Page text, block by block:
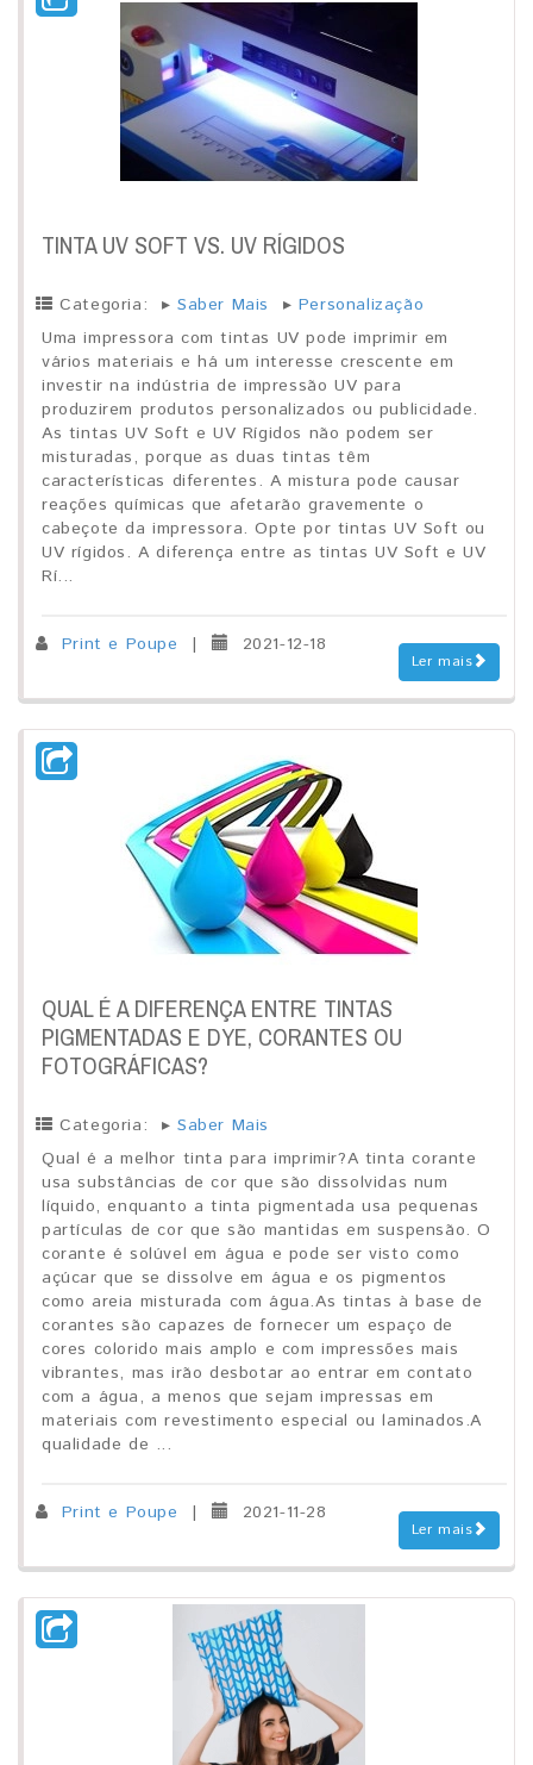
TINTA UV SOFT VS. UV RÍGIDOS
Categoria: ▸Saber Mais ▸ Personalização
Uma impressora com tintas UV pode imprimir em
vários materiais e há um interesse crescente em
investir na indústria de impressão UV para
produzirem produtos personalizados ou publicidade.
As tintas UV Soft e UV Rígidos não podem ser
misturadas, porque as duas tintas têm
características diferentes. A mistura pode causar
reações químicas que afetarão gravemente o
cabeçote da impressora. Opte por tintas UV Soft ou
UV rígidos. A diferença entre as tintas UV Soft e UV
Rí...
Print e Poupe | 2021-12-18
Ler mais
QUAL É A DIFERENÇA ENTRE TINTAS
PIGMENTADAS E DYE, CORANTES OU
FOTOGRÁFICAS?
Categoria: ▸Saber Mais
Qual é a melhor tinta para imprimir?A tinta corante
usa substâncias de cor que são dissolvidas num
líquido, enquanto a tinta pigmentada usa pequenas
partículas de cor que são mantidas em suspensão. O
corante é solúvel em água e pode ser visto como
açúcar que se dissolve em água e os pigmentos
como areia misturada com água.As tintas à base de
corantes são capazes de fornecer um espaço de
cores colorido mais amplo e com impressões mais
vibrantes, mas irão desbotar ao entrar em contato
com a água, a menos que sejam impressas em
materiais com revestimento especial ou laminados.A
qualidade de ...
Print e Poupe | 2021-11-28
Ler mais